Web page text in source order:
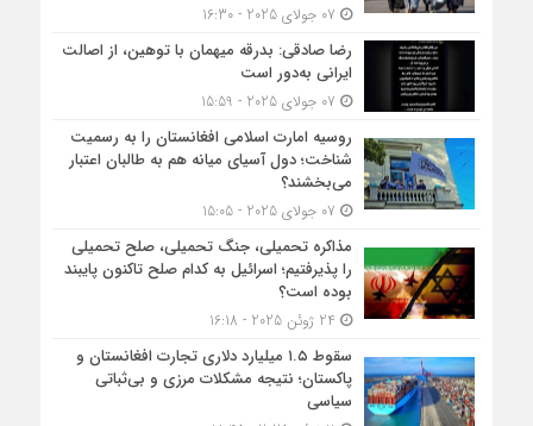
رضا صادقی: بدرقه میهمان با توهین، از اصالت
ایرانی به‌دور است
روسیه امارت اسلامی افغانستان را به رسمیت
شناخت؛ دول آسیای میانه هم به طالبان اعتبار
می‎‌بخشند؟
مذاکره تحمیلی، جنگ تحمیلی، صلح تحمیلی
را پذیرفتیم؛ اسرائیل به کدام صلح تاکنون پایبند
بوده است؟
سقوط ۱.۵ میلیارد دلاری تجارت افغانستان و
پاکستان؛ نتیجه مشکلات مرزی و بی‌ثباتی
سیاسی